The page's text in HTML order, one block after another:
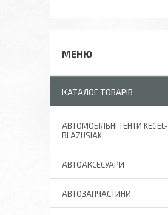
КАТАЛОГ ТОВАРІВ
АВТОМОБІЛЬНІ ТЕНТИ KEGEL-
BLAZUSIAK
АВТОАКСЕСУАРИ
АВТОЗАПЧАСТИНИ